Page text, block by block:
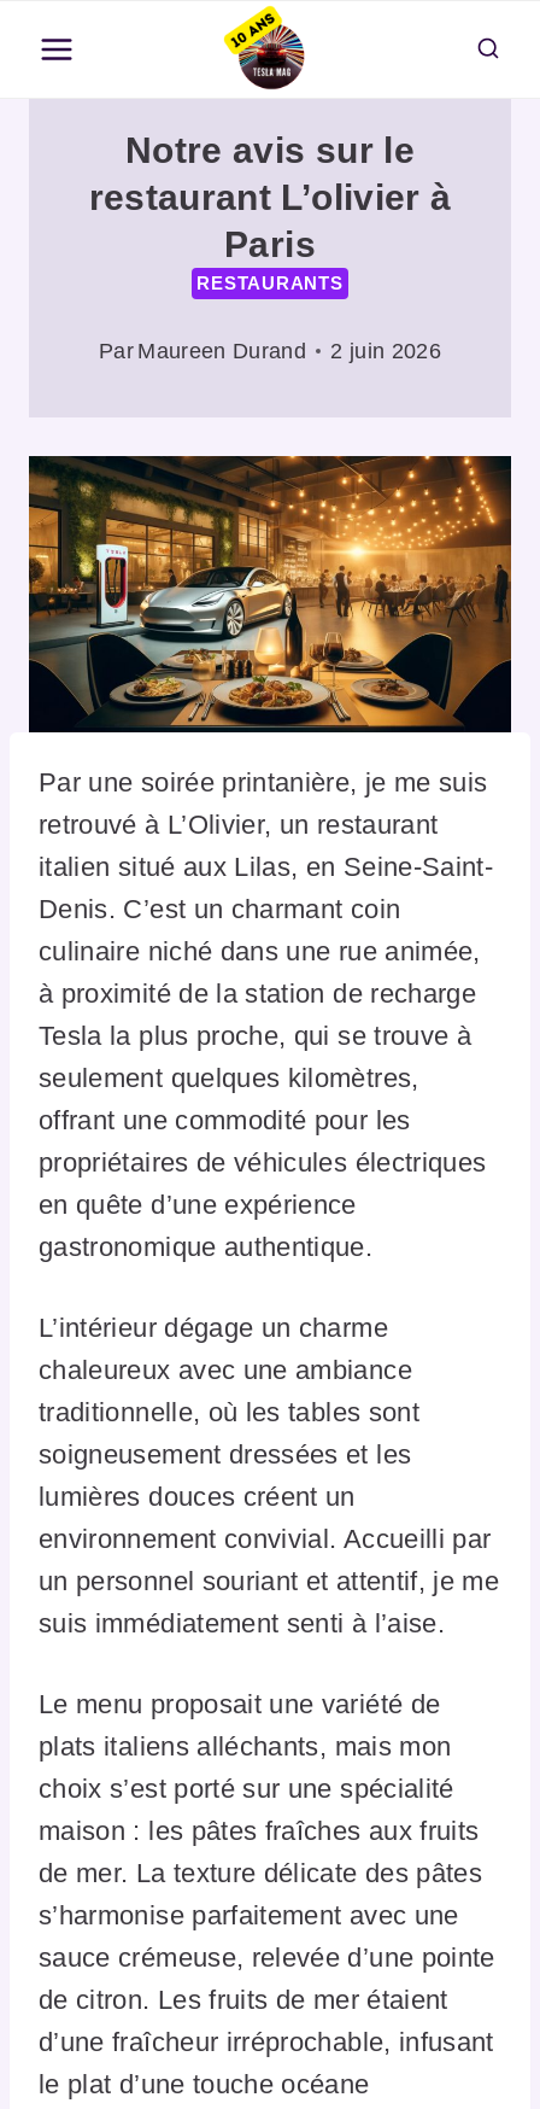
contenu
Notre avis sur le
restaurant L’olivier à
Paris
RESTAURANTS
Par Maureen Durand 2 juin 2026
Par une soirée printanière, je me suis
retrouvé à L’Olivier, un restaurant
italien situé aux Lilas, en Seine-Saint-
Denis. C’est un charmant coin
culinaire niché dans une rue animée,
à proximité de la station de recharge
Tesla la plus proche, qui se trouve à
seulement quelques kilomètres,
offrant une commodité pour les
propriétaires de véhicules électriques
en quête d’une expérience
gastronomique authentique.
L’intérieur dégage un charme
chaleureux avec une ambiance
traditionnelle, où les tables sont
soigneusement dressées et les
lumières douces créent un
environnement convivial. Accueilli par
un personnel souriant et attentif, je me
suis immédiatement senti à l’aise.
Le menu proposait une variété de
plats italiens alléchants, mais mon
choix s’est porté sur une spécialité
maison : les pâtes fraîches aux fruits
de mer. La texture délicate des pâtes
s’harmonise parfaitement avec une
sauce crémeuse, relevée d’une pointe
de citron. Les fruits de mer étaient
d’une fraîcheur irréprochable, infusant
le plat d’une touche océane